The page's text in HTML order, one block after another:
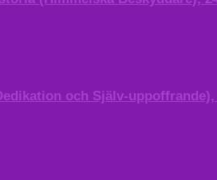
och Själv-uppoffrande),